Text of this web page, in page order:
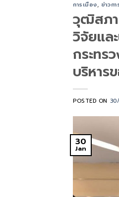
การเมือง, ข่าวก
วุฒิสภา
วิจัยแล
กระทร
บริหาร
POSTED ON
30
Jan